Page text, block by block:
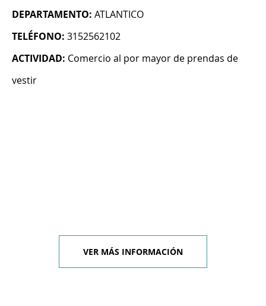
DEPARTAMENTO: ATLANTICO
TELÉFONO: 3152562102
ACTIVIDAD: Comercio al por mayor de prendas de
vestir
VER MÁS INFORMACIÓN